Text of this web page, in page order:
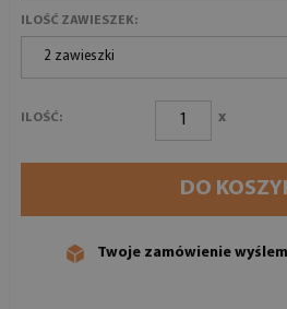
ILOŚĆ ZAWIESZEK:
2 zawieszki
ILOŚĆ: x
DO
Twoje zamówienie